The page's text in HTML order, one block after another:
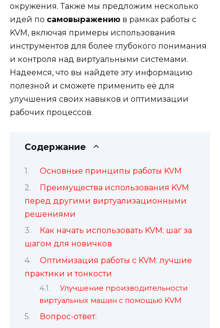
окружения. Также мы предложим несколько
идей по самовыражению в рамках работы с
KVM, включая примеры использования
инструментов для более глубокого понимания
и контроля над виртуальными системами.
Надеемся, что вы найдете эту информацию
полезной и сможете применить её для
улучшения своих навыков и оптимизации
рабочих процессов.
Содержание
Основные принципы работы KVM
Преимущества использования KVM
перед другими виртуализационными
решениями
Как начать использовать KVM: шаг за
шагом для новичков
Оптимизация работы с KVM: лучшие
практики и тонкости
Улучшение производительности
виртуальных машин с помощью KVM
Вопрос-ответ: